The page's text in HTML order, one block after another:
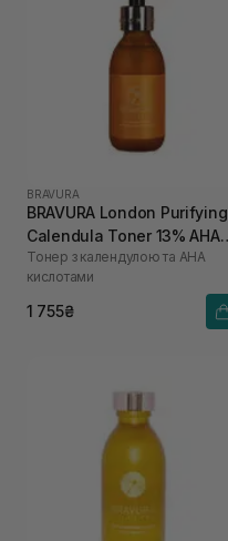
BRAVURA
BRAVURA London Purifying
Calendula Toner 13% AHA
150 мл
Тонер з календулою та АНА
кислотами
1 755₴